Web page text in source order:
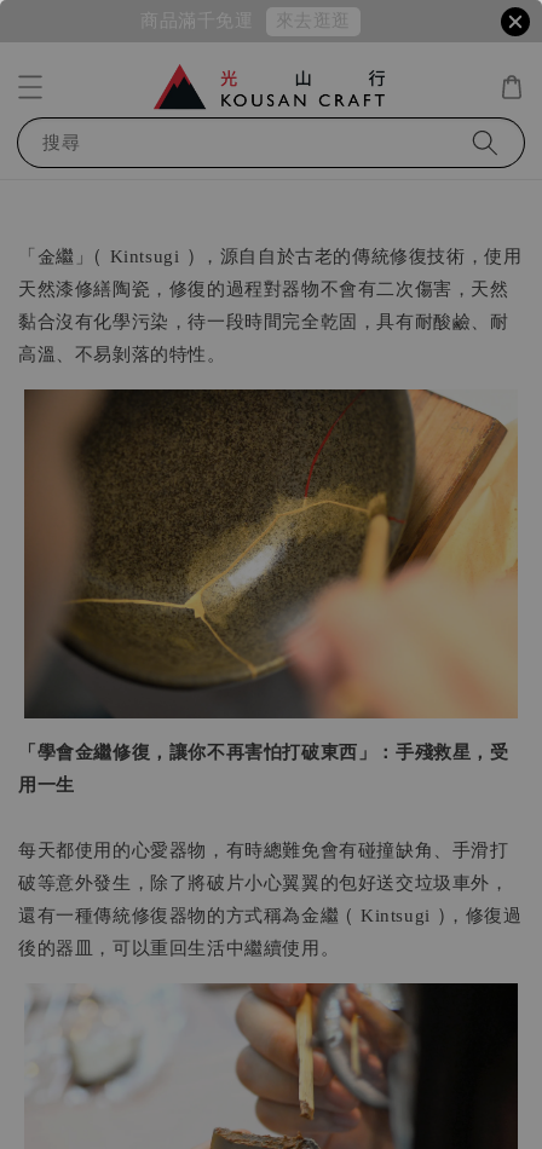
商品滿千免運 來去逛逛
搜尋
「金繼」( Kintsugi ) ，源⾃自於古老的傳統修復技術，使⽤
天然漆修繕陶瓷，修復的過程對器物不會有⼆次傷害，天然
黏合沒有化學污染，待一段時間完全乾固，具有耐酸鹼、耐
⾼溫、不易剝落的特性。
「學會金繼修復，讓你不再害怕打破東西」：手殘救星，受
用一生
每天都使用的心愛器物，有時總難免會有碰撞缺角、手滑打
破等意外發生，除了將破片小心翼翼的包好送交垃圾車外，
還有一種傳統修復器物的方式稱為金繼 ( Kintsugi )，修復過
後的器皿，可以重回生活中繼續使用。